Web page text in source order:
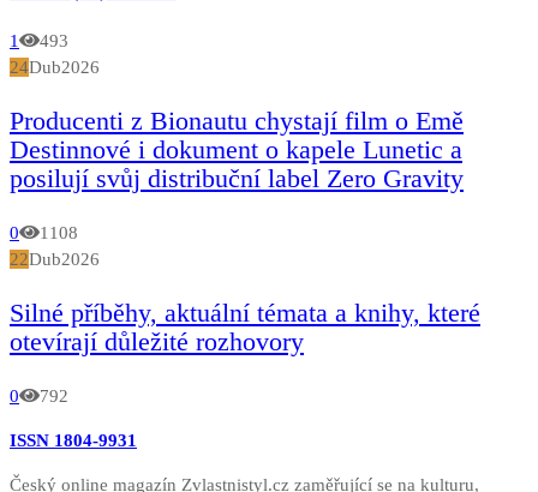
1
493
24Dub2026
Producenti z Bionautu chystají film o Emě
Destinnové i dokument o kapele Lunetic a
posilují svůj distribuční label Zero Gravity
0
1108
22Dub2026
Silné příběhy, aktuální témata a knihy, které
otevírají důležité rozhovory
0 792
ISSN 1804-9931
Český online magazín Zvlastnistyl.cz zaměřující se na kulturu,